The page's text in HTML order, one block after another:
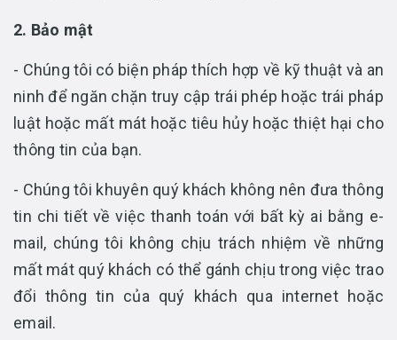
2. Bảo mật
- Chúng tôi có biện pháp thích hợp về kỹ thuật và an
ninh để ngăn chặn truy cập trái phép hoặc trái pháp
luật hoặc mất mát hoặc tiêu hủy hoặc thiệt hại cho
thông tin của bạn.
- Chúng tôi khuyên quý khách không nên đưa thông
tin chi tiết về việc thanh toán với bất kỳ ai bằng e-
mail, chúng tôi không chịu trách nhiệm về những
mất mát quý khách có thể gánh chịu trong việc trao
đổi thông tin của quý khách qua internet hoặc
email.